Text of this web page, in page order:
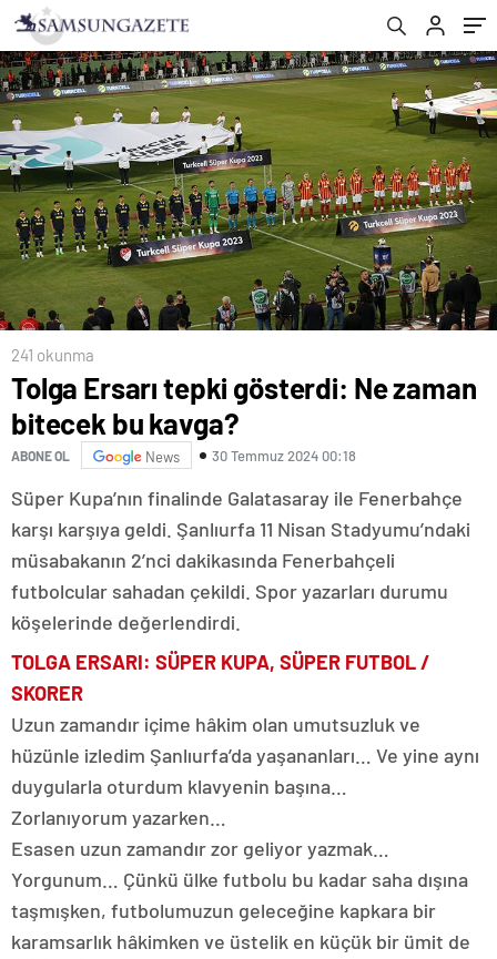
241 okunma
Tolga Ersarı tepki gösterdi: Ne zaman
bitecek bu kavga?
ABONE OL News 30 Temmuz 2024 00:18
Süper Kupa’nın finalinde Galatasaray ile Fenerbahçe
karşı karşıya geldi. Şanlıurfa 11 Nisan Stadyumu’ndaki
müsabakanın 2’nci dakikasında Fenerbahçeli
futbolcular sahadan çekildi. Spor yazarları durumu
köşelerinde değerlendirdi.
TOLGA ERSARI: SÜPER KUPA, SÜPER FUTBOL /
SKORER
Uzun zamandır içime hâkim olan umutsuzluk ve
hüzünle izledim Şanlıurfa’da yaşananları… Ve yine aynı
duygularla oturdum klavyenin başına…
Zorlanıyorum yazarken…
Esasen uzun zamandır zor geliyor yazmak…
Yorgunum… Çünkü ülke futbolu bu kadar saha dışına
taşmışken, futbolumuzun geleceğine kapkara bir
karamsarlık hâkimken ve üstelik en küçük bir ümit de